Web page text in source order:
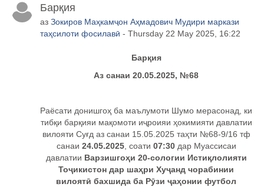
Барқия
аз Зокиров Маҳкамҷон Аҳмадович Мудири маркази
таҳсилоти фосилавӣ - Thursday 22 May 2025, 16:22
Барқия
Аз санаи 20.05.2025, №68
Раёсати донишгоҳ ба маълумоти Шумо мерасонад, ки
тибқи барқияи мақомоти иҷроияи ҳокимияти давлатии
вилояти Суғд аз санаи 15.05.2025 таҳти №68-9/16 тф
санаи 24.05.2025, соати 07:30дар Муассисаи
давлатии Варзишгоҳи 20-сологии Истиқлолияти
Тоҷикистон дар шаҳри Хуҷанд чорабинии
вилоятӣ бахшида ба Рӯзи ҷаҳонии футбол